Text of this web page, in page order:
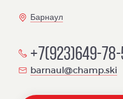
Барнаул
+7(923)649-
barnaul@champ.ski